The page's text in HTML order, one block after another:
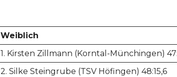
Weiblich
1. Kirsten Zillmann (Korntal-Münchingen)
2. Silke Steingrube (TSV Höfingen) 48:15,6